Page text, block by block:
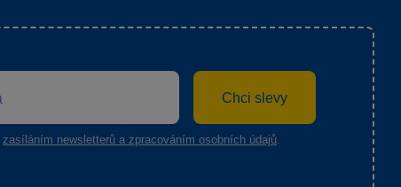
Chci slevy
zasíláním newsletterů a zpracováním osobních údajů